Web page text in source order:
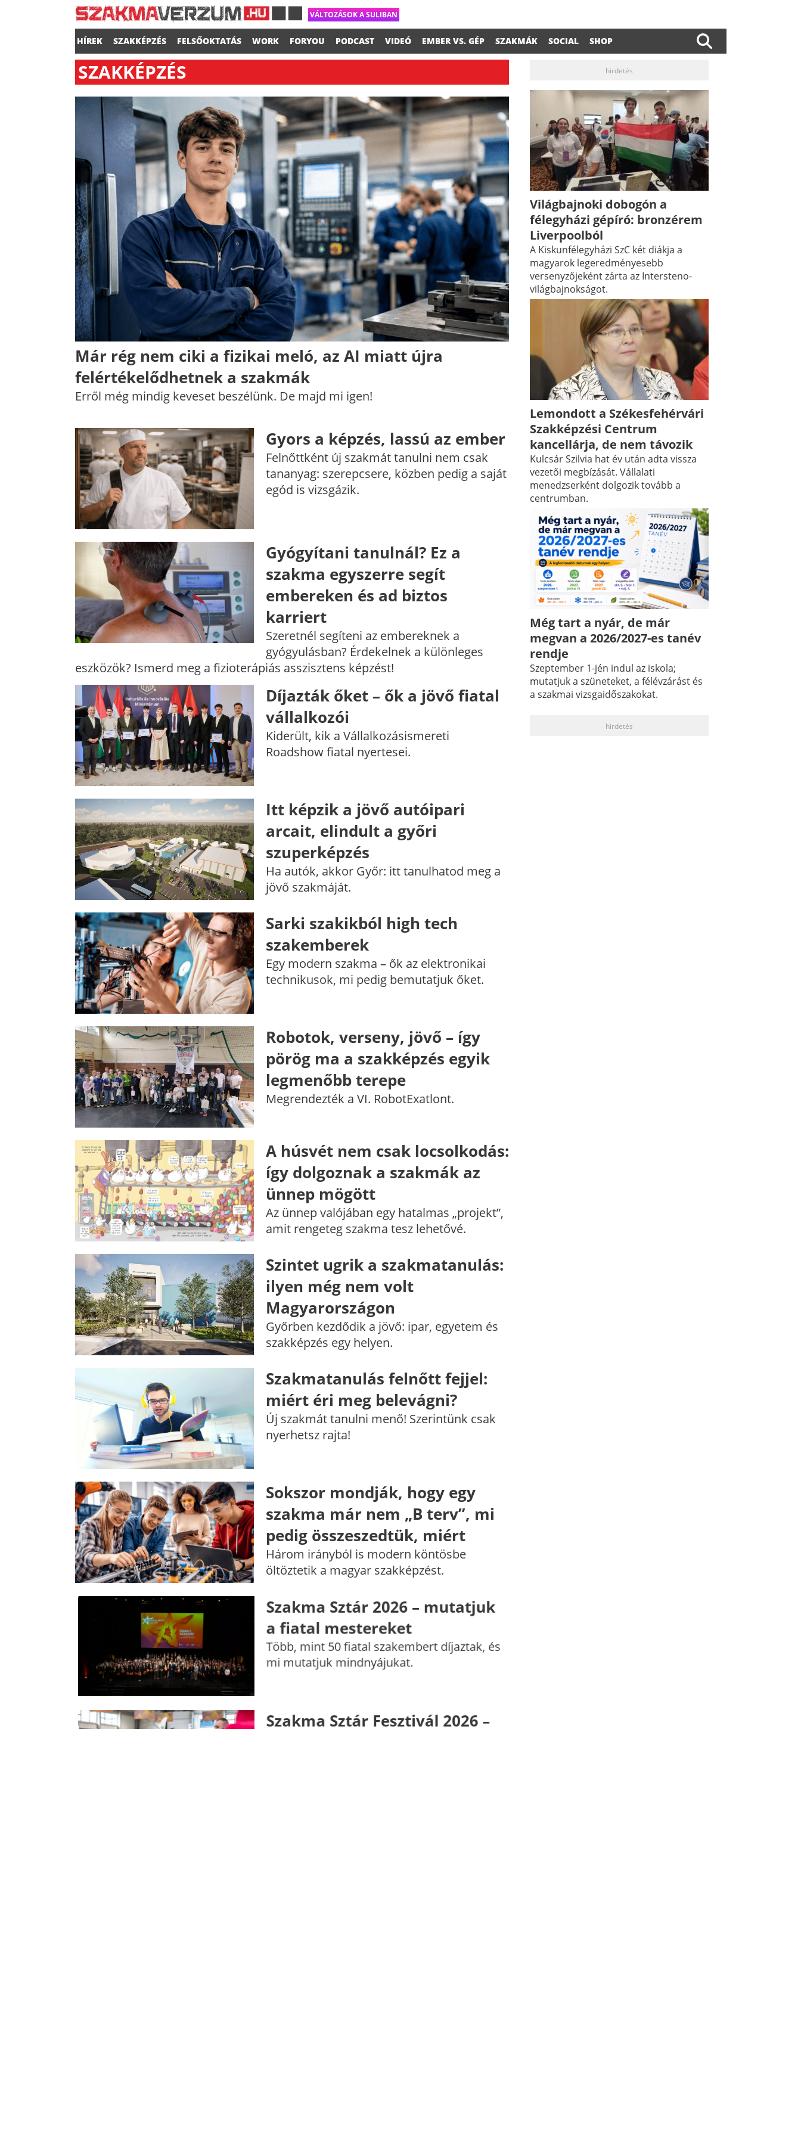
VÁLTOZÁSOK A SULIBAN
HÍREK SZAKKÉPZÉS FELSŐOKTATÁS WORK FORYOU PODCAST VIDEÓ EMBER VS. GÉP SZAKMÁK SOCIAL SHOP
SZAKKÉPZÉS
Már rég nem ciki a fizikai meló, az AI miatt újra
felértékelődhetnek a szakmák
Erről még mindig keveset beszélünk. De majd mi igen!
Gyors a képzés, lassú az ember
Felnőttként új szakmát tanulni nem csak
tananyag: szerepcsere, közben pedig a saját
egód is vizsgázik.
Gyógyítani tanulnál? Ez a
szakma egyszerre segít
embereken és ad biztos
karriert
Szeretnél segíteni az embereknek a
gyógyulásban? Érdekelnek a különleges
eszközök? Ismerd meg a fizioterápiás asszisztens képzést!
Díjazták őket – ők a jövő fiatal
vállalkozói
Kiderült, kik a Vállalkozásismereti
Roadshow fiatal nyertesei.
Itt képzik a jövő autóipari
arcait, elindult a győri
szuperképzés
Ha autók, akkor Győr: itt tanulhatod meg a
jövő szakmáját.
Sarki szakikból high tech
szakemberek
Egy modern szakma – ők az elektronikai
technikusok, mi pedig bemutatjuk őket.
Robotok, verseny, jövő – így
pörög ma a szakképzés egyik
legmenőbb terepe
Megrendezték a VI. RobotExatlont.
A húsvét nem csak locsolkodás:
így dolgoznak a szakmák az
ünnep mögött
Az ünnep valójában egy hatalmas „projekt”,
amit rengeteg szakma tesz lehetővé.
Szintet ugrik a szakmatanulás:
ilyen még nem volt
Magyarországon
Győrben kezdődik a jövő: ipar, egyetem és
szakképzés egy helyen.
Szakmatanulás felnőtt fejjel:
miért éri meg belevágni?
Új szakmát tanulni menő! Szerintünk csak
nyerhetsz rajta!
Sokszor mondják, hogy egy
szakma már nem „B terv”, mi
pedig összeszedtük, miért
Három irányból is modern köntösbe
öltöztetik a magyar szakképzést.
Szakma Sztár 2026 – mutatjuk
a fiatal mestereket
Több, mint 50 fiatal szakembert díjaztak, és
mi mutatjuk mindnyájukat.
Szakma Sztár Fesztivál 2026 –
hirdetés
Világbajnoki dobogón a
félegyházi gépíró: bronzérem
Liverpoolból
A Kiskunfélegyházi SzC két diákja a
magyarok legeredményesebb
versenyzőjeként zárta az Intersteno-
világbajnokságot.
Lemondott a Székesfehérvári
Szakképzési Centrum
kancellárja, de nem távozik
Kulcsár Szilvia hat év után adta vissza
vezetői megbízását. Vállalati
menedzserként dolgozik tovább a
centrumban.
Még tart a nyár, de már
megvan a 2026/2027-es tanév
rendje
Szeptember 1-jén indul az iskola;
mutatjuk a szüneteket, a félévzárást és
a szakmai vizsgaidőszakokat.
hirdetés